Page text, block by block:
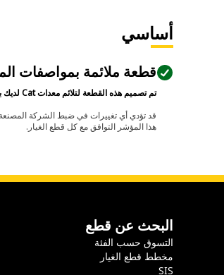
أساسي
قطعة ملائمة بمواصفات
تم تصميم هذه القطعة لتلائم معدات Cat لديك بناءً على مواصفات الشركة المصنعة.
هذا المؤشر التوافق مع كل قطع الغيار.
البحث عن قطع
التسوق حسب الفئة
مخطط قطع الغيار
SIS